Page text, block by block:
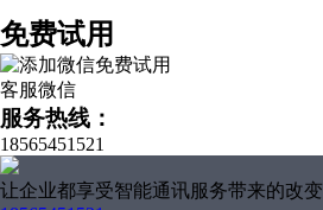
免费试用
客服微信
服务热线：
18565451521
让企业都享受智能通讯服务带来的改变